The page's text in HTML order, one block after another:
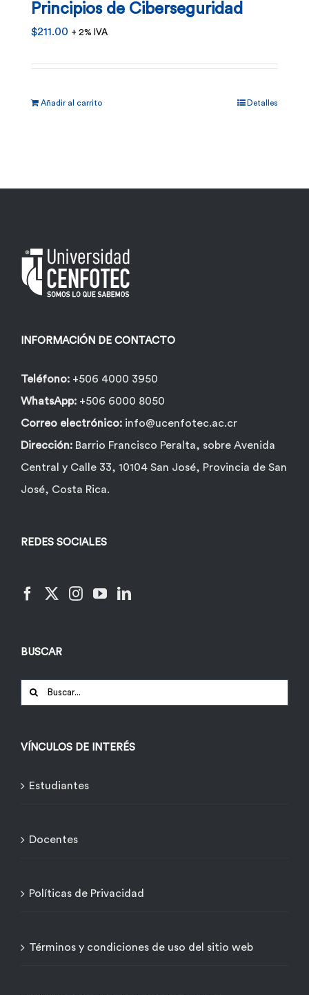
Principios de Ciberseguridad
$211.00 + 2% IVA
Añadir al carrito Detalles
INFORMACIÓN DE CONTACTO
Teléfono: +506 4000 3950
WhatsApp: +506 6000 8050
Correo electrónico: info@ucenfotec.ac.cr
Dirección: Barrio Francisco Peralta, sobre Avenida
Central y Calle 33, 10104 San José, Provincia de San
José, Costa Rica.
REDES SOCIALES
BUSCAR
Buscar:
VÍNCULOS DE INTERÉS
Estudiantes
Docentes
Políticas de Privacidad
Términos y condiciones de uso del sitio web